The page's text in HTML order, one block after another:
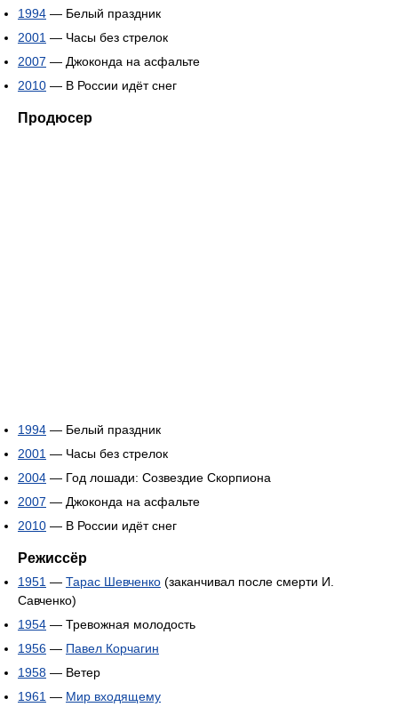
1994 — Белый праздник
2001 — Часы без стрелок
2007 — Джоконда на асфальте
2010 — В России идёт снег
Продюсер
1994 — Белый праздник
2001 — Часы без стрелок
2004 — Год лошади: Созвездие Скорпиона
2007 — Джоконда на асфальте
2010 — В России идёт снег
Режиссёр
1951 — Тарас Шевченко (заканчивал после смерти И.
Савченко)
1954 — Тревожная молодость
1956 — Павел Корчагин
1958 — Ветер
1961 — Мир входящему